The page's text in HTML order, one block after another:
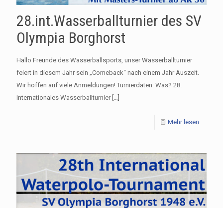
28.int.Wasserballturnier des SV
Olympia Borghorst
Hallo Freunde des Wasserballsports, unser Wasserballturnier
feiert in diesem Jahr sein „Comeback“ nach einem Jahr Auszeit.
Wir hoffen auf viele Anmeldungen! Turnierdaten: Was? 28.
Internationales Wasserballturnier[…]
Mehr lesen